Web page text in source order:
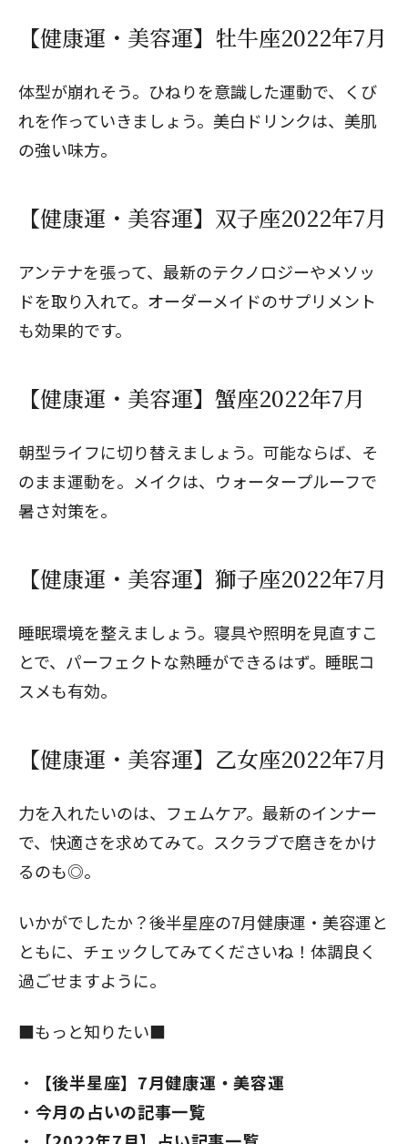
【健康運・美容運】牡牛座2022年7月
体型が崩れそう。ひねりを意識した運動で、くび
れを作っていきましょう。美白ドリンクは、美肌
の強い味方。
【健康運・美容運】双子座2022年7月
アンテナを張って、最新のテクノロジーやメソッ
ドを取り入れて。オーダーメイドのサプリメント
も効果的です。
【健康運・美容運】蟹座2022年7月
朝型ライフに切り替えましょう。可能ならば、そ
のまま運動を。メイクは、ウォータープルーフで
暑さ対策を。
【健康運・美容運】獅子座2022年7月
睡眠環境を整えましょう。寝具や照明を見直すこ
とで、パーフェクトな熟睡ができるはず。睡眠コ
スメも有効。
【健康運・美容運】乙女座2022年7月
力を入れたいのは、フェムケア。最新のインナー
で、快適さを求めてみて。スクラブで磨きをかけ
るのも◎。
いかがでしたか？後半星座の7月健康運・美容運と
ともに、チェックしてみてくださいね！体調良く
過ごせますように。
■もっと知りたい■
【後半星座】7月健康運・美容運
今月の占いの記事一覧